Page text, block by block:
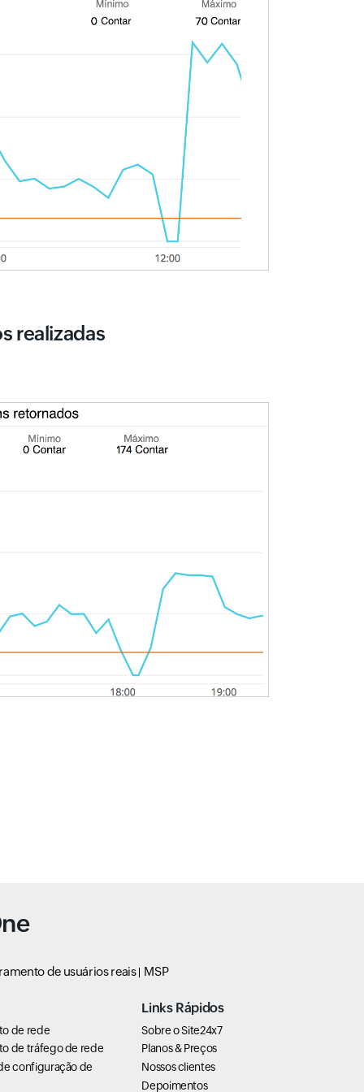
realizadas
de usuários reais MSP
de rede
de tráfego de rede
configuração de
Links Rápidos
Sobre o Site24x7
Planos & Preços
Nossos clientes
Depoimentos